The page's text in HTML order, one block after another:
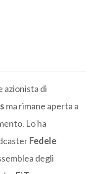
azionista di
ma rimane aperta a
Lo ha
Fedele
degli